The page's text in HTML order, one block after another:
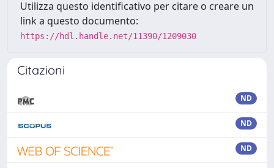
Utilizza questo identificativo per citare o creare un
link a questo documento:
https://hdl.handle.net/11390/1209030
Citazioni
ND
ND
ND